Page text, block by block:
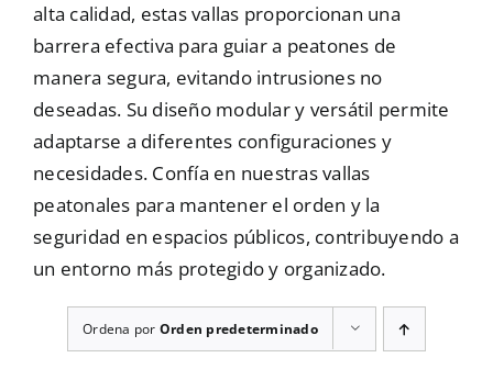
Noticias
Contacto
alta calidad, estas vallas proporcionan una
barrera efectiva para guiar a peatones de
manera segura, evitando intrusiones no
deseadas. Su diseño modular y versátil permite
adaptarse a diferentes configuraciones y
necesidades. Confía en nuestras vallas
peatonales para mantener el orden y la
seguridad en espacios públicos, contribuyendo a
un entorno más protegido y organizado.
Ordena por Orden predeterminado